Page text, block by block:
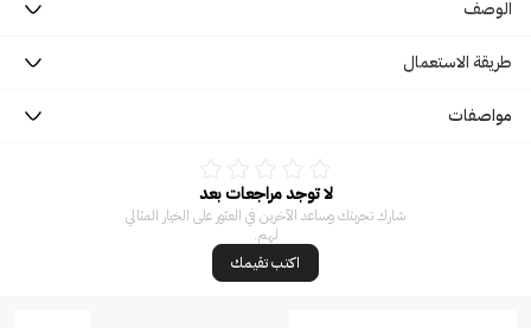
الوصف
طريقة الاستعمال
مواصفات
لا توجد مراجعات بعد
شارك تجربتك وساعد الآخرين في العثور على الخيار المثالي
لهم.
اكتب تقيمك